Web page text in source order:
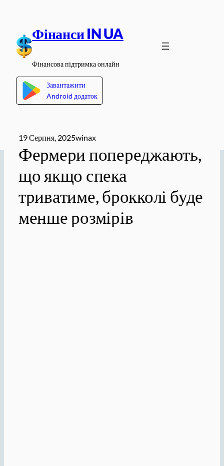
вмісту
Фінанси IN UA
Фінансова підтримка онлайн
Завантажити
Android додаток
19 Серпня, 2025winax
Фермери попереджають,
що якщо спека
триватиме, брокколі буде
менше розмірів